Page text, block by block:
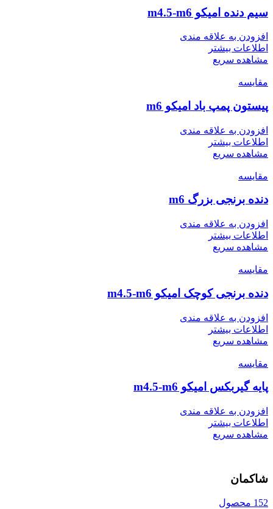
سیم دنده امیکو m4.5-m6
افزودن به علاقه مندی
اطلاعات بیشتر
مشاهده سریع
مقایسه
پیستون پمپ باد امیکو m6
افزودن به علاقه مندی
اطلاعات بیشتر
مشاهده سریع
مقایسه
دنده برنجی بزرگ m6
افزودن به علاقه مندی
اطلاعات بیشتر
مشاهده سریع
مقایسه
دنده برنجی کوچک امیکو m4.5-m6
افزودن به علاقه مندی
اطلاعات بیشتر
مشاهده سریع
مقایسه
پایه گیربکس امیکو m4.5-m6
افزودن به علاقه مندی
اطلاعات بیشتر
مشاهده سریع
شاکمان
152 محصول